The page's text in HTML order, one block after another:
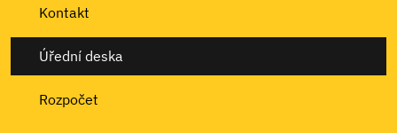
Kontakt
Úřední deska
Rozpočet